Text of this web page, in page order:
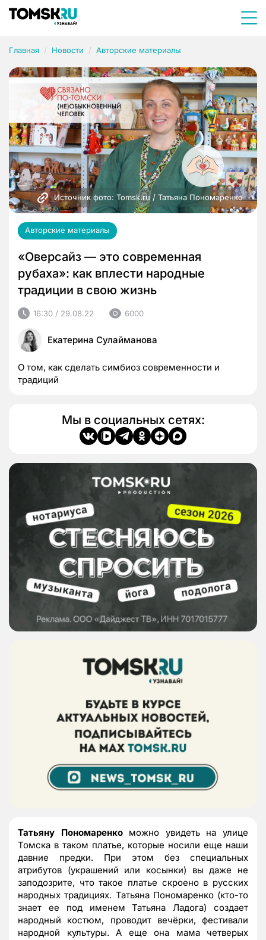
Главная Новости Авторские материалы
Источник фото: Tomsk.ru / Татьяна Пономаренко
Авторские материалы
«Оверсайз — это современная
рубаха»: как вплести народные
традиции в свою жизнь
16:30 / 29.08.22 6000
Екатерина Сулайманова
О том, как сделать симбиоз современности и
традиций
Мы в социальных сетях:
Татьяну Пономаренкоможно увидеть на улице
Томска в таком платье, которые носили еще наши
давние предки. При этом без специальных
атрибутов (украшений или косынки) вы даже не
заподозрите, что такое платье скроено в русских
народных традициях. Татьяна Пономаренко (кто-то
знает ее под именем Татьяна Ладога) создает
народный костюм, проводит вечёрки, фестивали
народной культуры. А еще она мама четверых